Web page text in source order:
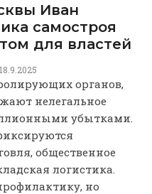
Иван
самостроя
для властей
органов,
нелегальное
убытками.
общественное
логистика.
но